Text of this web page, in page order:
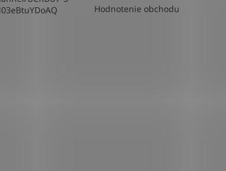
Hodnotenie obchodu